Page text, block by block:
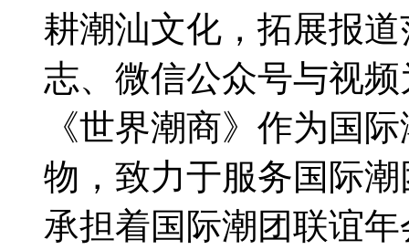
耕潮汕文化，拓展报
志、微信公众号与视
《世界潮商》作为国
物，致力于服务国际
承担着国际潮团联谊